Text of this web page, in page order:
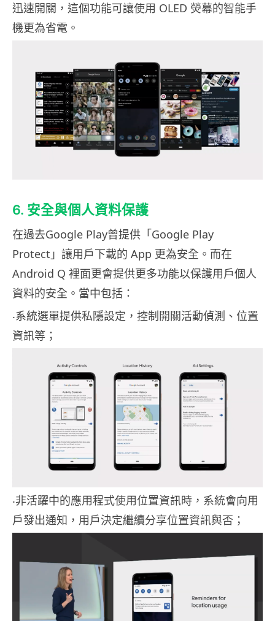
迅速開關，這個功能可讓使用 OLED 熒幕的智能手
機更為省電。
6. 安全與個人資料保護
在過去Google Play曾提供「Google Play
Protect」讓用戶下載的 App 更為安全。而在
Android Q 裡面更會提供更多功能以保護用戶個人
資料的安全。當中包括：
‧系統選單提供私隱設定，控制開關活動偵測、位置
資訊等；
‧非活躍中的應用程式使用位置資訊時，系統會向用
戶發出通知，用戶決定繼續分享位置資訊與否；